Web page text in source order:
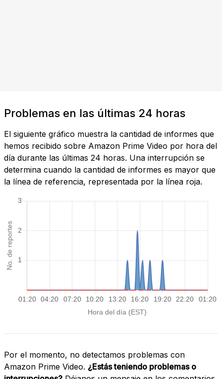
Problemas en las últimas 24 horas
El siguiente gráfico muestra la cantidad de informes que
hemos recibido sobre Amazon Prime Video por hora del
día durante las últimas 24 horas. Una interrupción se
determina cuando la cantidad de informes es mayor que
la línea de referencia, representada por la línea roja.
Por el momento, no detectamos problemas con
Amazon Prime Video. ¿Estás teniendo problemas o